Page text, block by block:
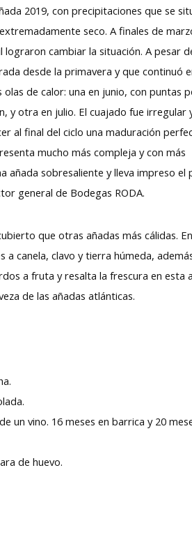
2019, con precipitaciones que se
seco. A finales de
cambiar la situación. A pesar
desde la primavera y que continuó
de calor: una en junio, con puntas
y otra en julio. El cuajado fue irregular
al final del ciclo una maduración
mucho más compleja y con más
añada sobresaliente y lleva impreso el
general de Bodegas RODA.
que otras añadas más cálidas.
canela, clavo y tierra húmeda,
a fruta y resalta la frescura en esta
de las añadas atlánticas.
un vino. 16 meses en barrica y 20
de huevo.